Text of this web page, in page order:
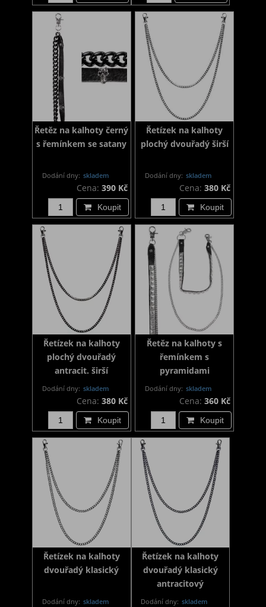
Řetěz na kalhoty černý
s řemínkem se satany
Dodání dny: skladem
Cena: 390 Kč
Koupit
Řetízek na kalhoty
plochý dvouřadý širší
Dodání dny: skladem
Cena: 380 Kč
Koupit
Řetízek na kalhoty
plochý dvouřadý
antracit. širší
Dodání dny: skladem
Cena: 380 Kč
Koupit
Řetěz na kalhoty s
řemínkem s
pyramidami
Dodání dny: skladem
Cena: 360 Kč
Koupit
Řetízek na kalhoty
dvouřadý klasický
Dodání dny: skladem
Řetízek na kalhoty
dvouřadý klasický
antracitový
Dodání dny: skladem